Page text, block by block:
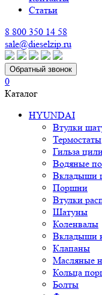
Статьи
8 800 350 14 58
sale@dieselzip.ru
Обратный звонок
0
Каталог
HYUNDAI
Втулки
Термостаты
Гильза
Водяные
Вкладыши
Поршни
Втулки
Шатуны
Коленвалы
Вкладыши
Клапаны
Масляные
Кольца
Болты